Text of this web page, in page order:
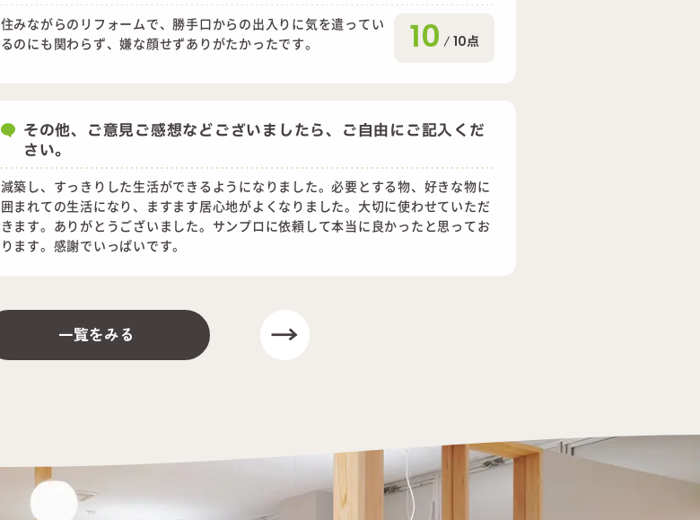
住みながらのリフォームで、勝手口からの出入りに気を遣ってい
るのにも関わらず、嫌な顔せずありがたかったです。
10 / 10点
その他、ご意見ご感想などございましたら、ご自由にご記入くだ
さい。
減築し、すっきりした生活ができるようになりました。必要とする物、好きな物に
囲まれての生活になり、ますます居心地がよくなりました。大切に使わせていただ
きます。ありがとうございました。サンプロに依頼して本当に良かったと思ってお
ります。感謝でいっぱいです。
一覧をみる